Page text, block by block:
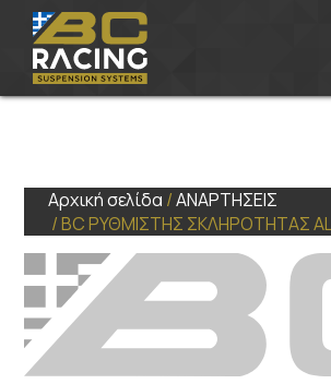
Αρχική σελίδα /ΑΝΑΡΤΗΣΕΙΣ
/ BC ΡΥΘΜΙΣΤΗΣ ΣΚΛΗΡΟΤΗΤΑΣ